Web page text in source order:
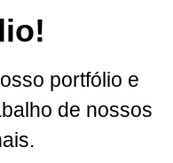
portfólio e
de nossos